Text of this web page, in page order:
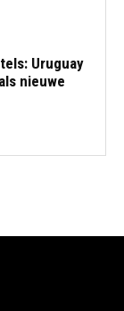
Uruguay
nieuwe